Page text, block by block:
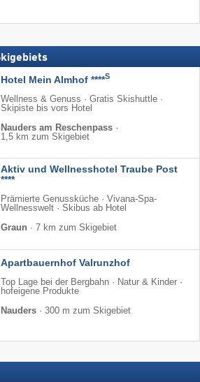
Hotel Mein Almhof ****S
Wellness & Genuss · Gratis Skishuttle ·
Skipiste bis vors Hotel
Nauders am Reschenpass ·
1,5 km zum Skigebiet
Aktiv und Wellnesshotel Traube Post
****
Prämierte Genussküche · Vivana-Spa-
Wellnesswelt · Skibus ab Hotel
Graun · 7 km zum Skigebiet
Apartbauernhof Valrunzhof
Top Lage bei der Bergbahn · Natur & Kinder ·
hofeigene Produkte
Nauders · 300 m zum Skigebiet